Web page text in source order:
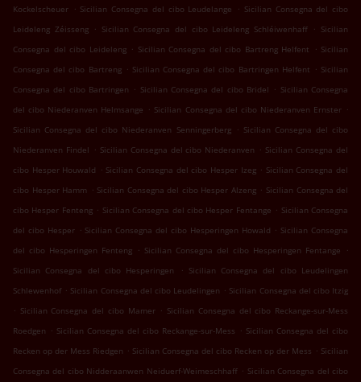
Kockelscheuer . Sicilian Consegna del cibo Leudelange . Sicilian Consegna del cibo
Leideleng Zéisseng . Sicilian Consegna del cibo Leideleng Schléiwenhaff . Sicilian
Consegna del cibo Leideleng . Sicilian Consegna del cibo Bartreng Helfent . Sicilian
Consegna del cibo Bartreng . Sicilian Consegna del cibo Bartringen Helfent . Sicilian
Consegna del cibo Bartringen . Sicilian Consegna del cibo Bridel . Sicilian Consegna
del cibo Niederanven Helmsange . Sicilian Consegna del cibo Niederanven Ernster .
Sicilian Consegna del cibo Niederanven Senningerberg
. Sicilian Consegna del cibo
Niederanven Findel . Sicilian Consegna del cibo Niederanven . Sicilian Consegna del
cibo Hesper Houwald . Sicilian Consegna del cibo Hesper Izeg . Sicilian Consegna del
cibo Hesper Hamm . Sicilian Consegna del cibo Hesper Alzeng . Sicilian Consegna del
cibo Hesper Fenteng . Sicilian Consegna del cibo Hesper Fentange . Sicilian Consegna
del cibo Hesper . Sicilian Consegna del cibo Hesperingen Howald . Sicilian Consegna
del cibo Hesperingen Fenteng . Sicilian Consegna del cibo Hesperingen Fentange
.
Sicilian Consegna del cibo Hesperingen
. Sicilian Consegna del cibo Leudelingen
Schlewenhof . Sicilian Consegna del cibo Leudelingen . Sicilian Consegna del cibo Itzig
. Sicilian Consegna del cibo Mamer . Sicilian Consegna del cibo Reckange-sur-Mess
Roedgen . Sicilian Consegna del cibo Reckange-sur-Mess . Sicilian Consegna del cibo
Recken op der Mess Riedgen . Sicilian Consegna del cibo Recken op der Mess . Sicilian
Consegna del cibo Nidderaanwen Neiduerf-Weimeschhaff . Sicilian Consegna del cibo